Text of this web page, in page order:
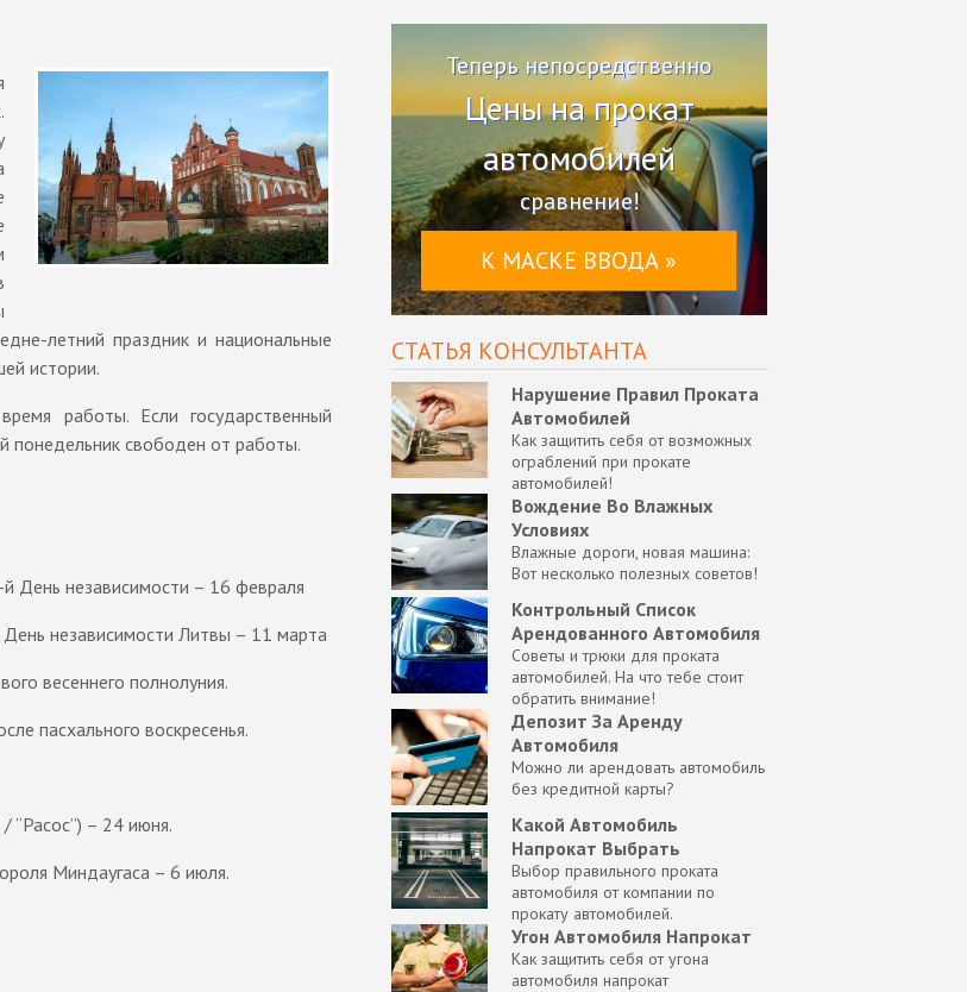
летний праздник и национальные
истории.
работы. Если государственный
понедельник свободен от работы.
День независимости – 16 февраля
независимости Литвы – 11 марта
весеннего полнолуния.
пасхального воскресенья.
“Расос”) – 24 июня.
Миндаугаса – 6 июля.
Теперь непосредственно
Цены на прокат
автомобилей
сравнение!
К МАСКЕ ВВОДА »
СТАТЬЯ КОНСУЛЬТАНТА
Нарушение Правил Проката
Автомобилей
Как защитить себя от возможных
ограблений при прокате
автомобилей!
Вождение Во Влажных
Условиях
Влажные дороги, новая машина:
Вот несколько полезных советов!
Контрольный Список
Арендованного Автомобиля
Советы и трюки для проката
автомобилей. На что тебе стоит
обратить внимание!
Депозит За Аренду
Автомобиля
Можно ли арендовать автомобиль
без кредитной карты?
Какой Автомобиль
Напрокат Выбрать
Выбор правильного проката
автомобиля от компании по
прокату автомобилей.
Угон Автомобиля Напрокат
Как защитить себя от угона
автомобиля напрокат